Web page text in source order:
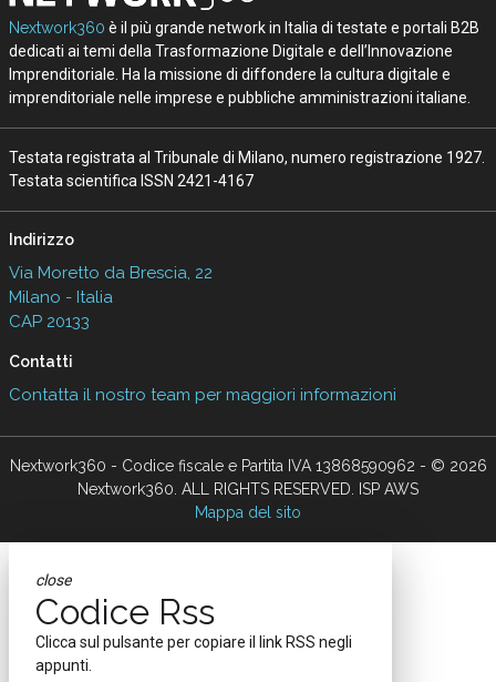
Nextwork360 è il più grande network in Italia di testate e portali B2B
dedicati ai temi della Trasformazione Digitale e dell’Innovazione
Imprenditoriale. Ha la missione di diffondere la cultura digitale e
imprenditoriale nelle imprese e pubbliche amministrazioni italiane.
Testata registrata al Tribunale di Milano, numero registrazione 1927.
Testata scientifica ISSN 2421-4167
Indirizzo
Via Moretto da Brescia, 22
Milano - Italia
CAP 20133
Contatti
Contatta il nostro team per maggiori informazioni
Nextwork360 - Codice fiscale e Partita IVA 13868590962 - © 2026
Nextwork360. ALL RIGHTS RESERVED. ISP AWS
Mappa del sito
close
Codice Rss
Clicca sul pulsante per copiare il link RSS negli
appunti.